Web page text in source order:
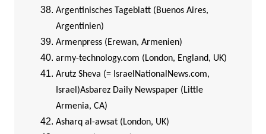
Argentinisches Tageblatt (Buenos Aires,
Argentinien)
Armenpress (Erewan, Armenien)
army-technology.com (London, England, UK)
Arutz Sheva (= IsraelNationalNews.com,
Israel)Asbarez Daily Newspaper (Little
Armenia, CA)
Asharq al-awsat (London, UK)